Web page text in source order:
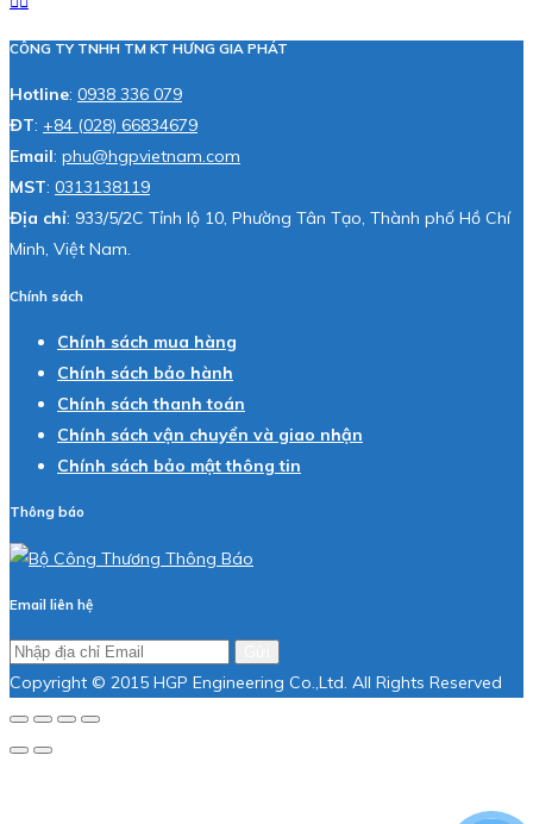
CÔNG TY TNHH TM KT HƯNG GIA PHÁT
Hotline: 0938 336 079
ĐT: +84 (028) 66834679
Email: phu@hgpvietnam.com
MST: 0313138119
Địa chỉ: 933/5/2C Tỉnh lộ 10, Phường Tân Tạo, Thành phố Hồ Chí
Minh, Việt Nam.
Chính sách
Chính sách mua hàng
Chính sách bảo hành
Chính sách thanh toán
Chính sách vận chuyển và giao nhận
Chính sách bảo mật thông tin
Thông báo
Email liên hệ
Copyright © 2015 HGP Engineering Co.,Ltd. All Rights Reserved